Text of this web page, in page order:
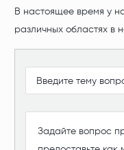
В настоящее время у
различных областях в